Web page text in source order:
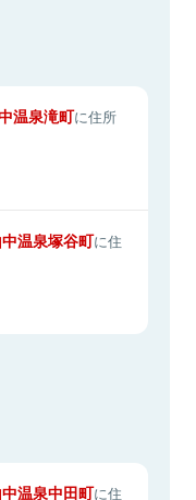
温泉滝町に住所
温泉塚谷町に住
温泉中田町に住